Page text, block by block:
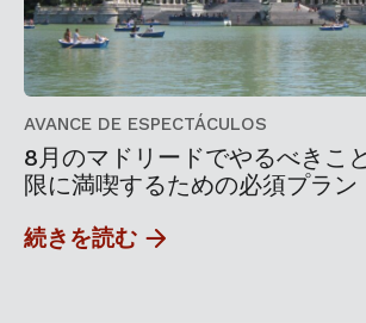
AVANCE DE ESPECTÁCULOS
8月のマドリードでやるべきこ
限に満喫するための必須プラン
続きを読む